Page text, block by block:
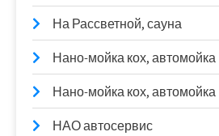
На Рассветной, сауна
Нано-мойка кох, автомойка
Нано-мойка кох, автомойка
НАО автосервис